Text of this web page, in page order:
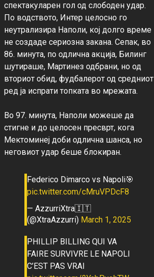
спектакуларен гол од слободен удар.
По водството, Интер целосно го
неутрализира Наполи, кој долго време
не создаде сериозна закана. Сепак, во
86. минута, по одлична акција, Билинг
шутираше, Мартинез одбрани, но од
вториот обид, фудбалерот од средниот
ред ја испрати топката во мрежата.
Во 97. минута, Наполи можеше да
стигне и до целосен пресврт, кога
Мектоминеј доби одлична шанса, но
Federico Dimarco vs Napoli🎯
pic.twitter.com/cMruVPDcF8
— AzzurriXtra🇮🇹
(@XtraAzzurri) March 1, 2025
PHILLIP BILLING QUI VA
FAIRE SURVIVRE LE NAPOLI
C’EST PAS VRAI